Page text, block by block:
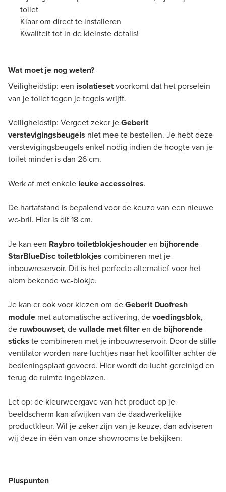
toilet
Klaar om direct te installeren
Kwaliteit tot in de kleinste details!
Wat moet je nog weten?
Veiligheidstip: een isolatiesetvoorkomt dat het porselein
van je toilet tegen je tegels wrijft.
Veiligheidstip: Vergeet zeker jeGeberit
verstevigingsbeugels niet mee te bestellen. Je hebt deze
verstevigingsbeugels enkel nodig indien de hoogte van je
toilet minder is dan 26 cm.
Werk af met enkele leuke accessoires.
De hartafstand is bepalend voor de keuze van een nieuwe
wc-bril. Hier is dit 18 cm.
Je kan een Raybro toiletblokjeshouderen bijhorende
StarBlueDisc toiletblokjes combineren met je
inbouwreservoir. Dit is het perfecte alternatief voor het
alom bekende wc-blokje.
Je kan er ook voor kiezen om deGeberit Duofresh
module met automatische activering, devoedingsblok,
de ruwbouwset, devullade met filteren de bijhorende
sticks te combineren met je inbouwreservoir. Door de stille
ventilator worden nare luchtjes naar het koolfilter achter de
bedieningsplaat gevoerd. Hier wordt de lucht gereinigd en
terug de ruimte ingeblazen.
Let op: de kleurweergave van het product op je
beeldscherm kan afwijken van de daadwerkelijke
productkleur. Wil je zeker zijn van je keuze, dan adviseren
wij deze in één van onze showrooms te bekijken.
Pluspunten